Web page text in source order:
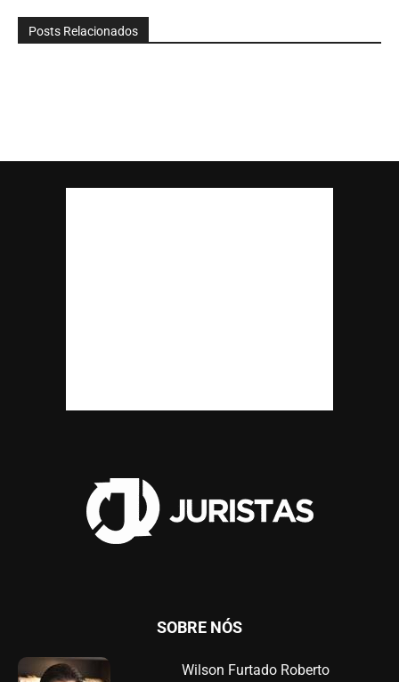
Posts Relacionados
SOBRE NÓS
Wilson Furtado Roberto